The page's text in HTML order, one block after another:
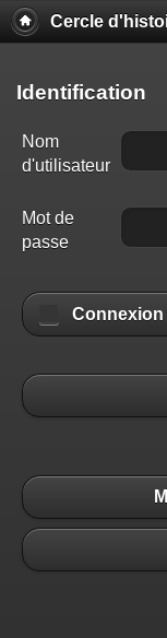
Cercle
Identification
Nom
d'utilisateur
Mot de
passe
Connexion